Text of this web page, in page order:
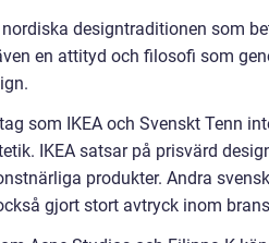
designtraditionen som
en attityd och filosofi som
som IKEA och Svenskt Tenn
IKEA satsar på prisvärd
produkter. Andra
gjort stort avtryck inom